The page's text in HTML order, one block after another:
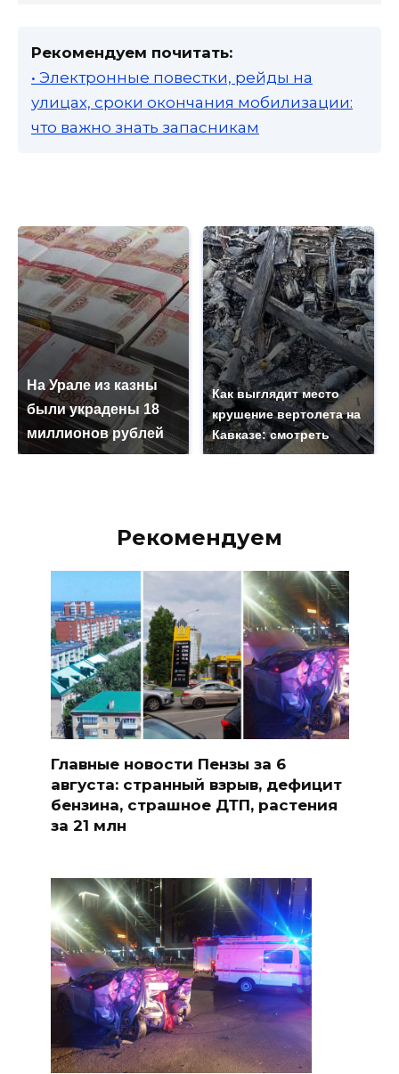
Рекомендуем почитать:
• Электронные повестки, рейды на
улицах, сроки окончания мобилизации:
что важно знать запасникам
На Урале из казны
были украдены 18
миллионов рублей
Как выглядит место
крушение вертолета на
Кавказе: смотреть
Рекомендуем
Главные новости Пензы за 6
августа: странный взрыв, дефицит
бензина, страшное ДТП, растения
за 21 млн